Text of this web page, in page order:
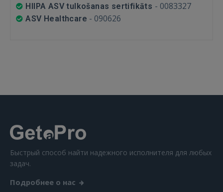
HIIPA ASV tulkošanas sertifikāts - 0083327
ASV Healthcare - 090626
Быстрый способ найти надежного исполнителя для любых
задач.
Подробнее о нас